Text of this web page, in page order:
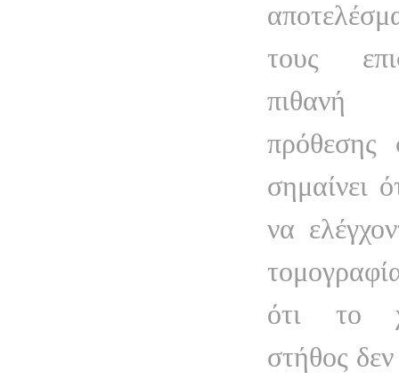
τους
πιθανή
πρόθεσης
σημαίνει
να
ότι το
στήθος